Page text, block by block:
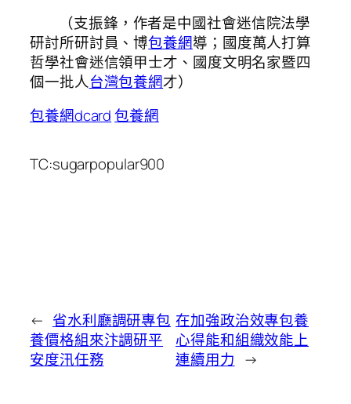
（支振鋒，作者是中國社會迷信院法學
研討所研討員、博包養網導；國度萬人打算
哲學社會迷信領甲士才、國度文明名家暨四
個一批人台灣包養網才）
包養網dcard包養網
TC:sugarpopular900
← 省水利廳調研專包
養價格組來汴調研平
安度汛任務
在加強政治效專包養
心得能和組織效能上
連續用力 →